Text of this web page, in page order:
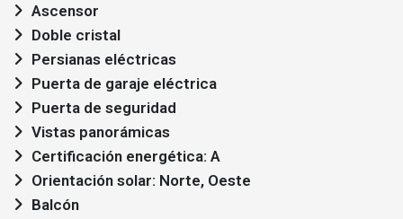
Ascensor
Doble cristal
Persianas eléctricas
Puerta de garaje eléctrica
Puerta de seguridad
Vistas panorámicas
Certificación energética: A
Orientación solar: Norte, Oeste
Balcón